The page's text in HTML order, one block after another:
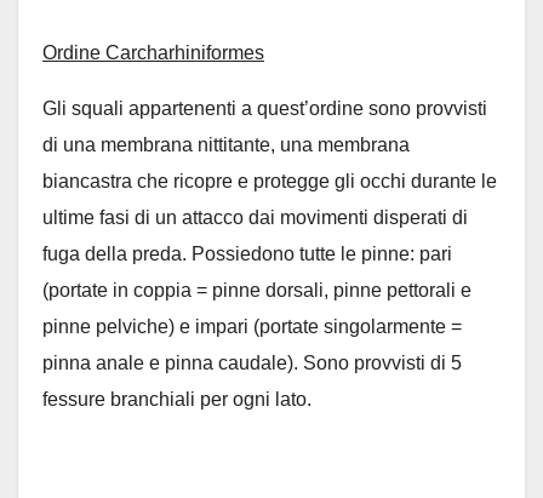
Ordine Carcharhiniformes
Gli squali appartenenti a quest’ordine sono provvisti
di una membrana nittitante, una membrana
biancastra che ricopre e protegge gli occhi durante le
ultime fasi di un attacco dai movimenti disperati di
fuga della preda. Possiedono tutte le pinne: pari
(portate in coppia = pinne dorsali, pinne pettorali e
pinne pelviche) e impari (portate singolarmente =
pinna anale e pinna caudale). Sono provvisti di 5
fessure branchiali per ogni lato.